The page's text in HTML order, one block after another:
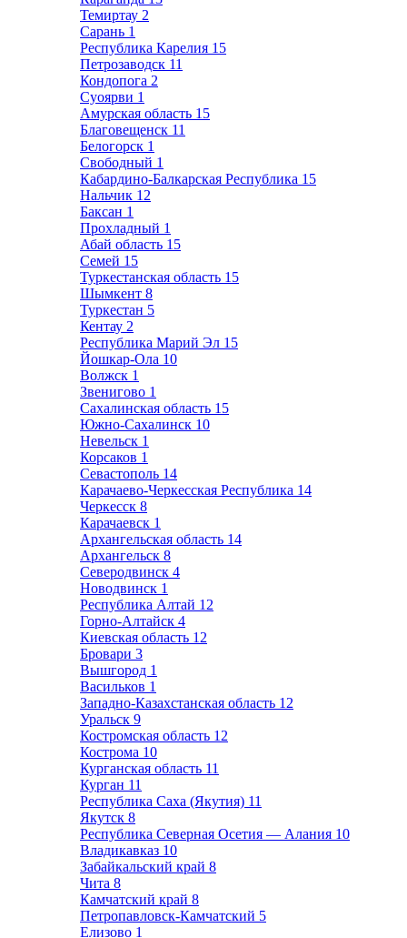
Темиртау 2
Сарань 1
Республика Карелия 15
Петрозаводск 11
Кондопога 2
Суоярви 1
Амурская область 15
Благовещенск 11
Белогорск 1
Свободный 1
Кабардино-Балкарская Республика 15
Нальчик 12
Баксан 1
Прохладный 1
Абай область 15
Семей 15
Туркестанская область 15
Шымкент 8
Туркестан 5
Кентау 2
Республика Марий Эл 15
Йошкар-Ола 10
Волжск 1
Звенигово 1
Сахалинская область 15
Южно-Сахалинск 10
Невельск 1
Корсаков 1
Севастополь 14
Карачаево-Черкесская Республика 14
Черкесск 8
Карачаевск 1
Архангельская область 14
Архангельск 8
Северодвинск 4
Новодвинск 1
Республика Алтай 12
Горно-Алтайск 4
Киевская область 12
Бровари 3
Вышгород 1
Васильков 1
Западно-Казахстанская область 12
Уральск 9
Костромская область 12
Кострома 10
Курганская область 11
Курган 11
Республика Саха (Якутия) 11
Якутск 8
Республика Северная Осетия — Алания 10
Владикавказ 10
Забайкальский край 8
Чита 8
Камчатский край 8
Петропавловск-Камчатский 5
Елизово 1